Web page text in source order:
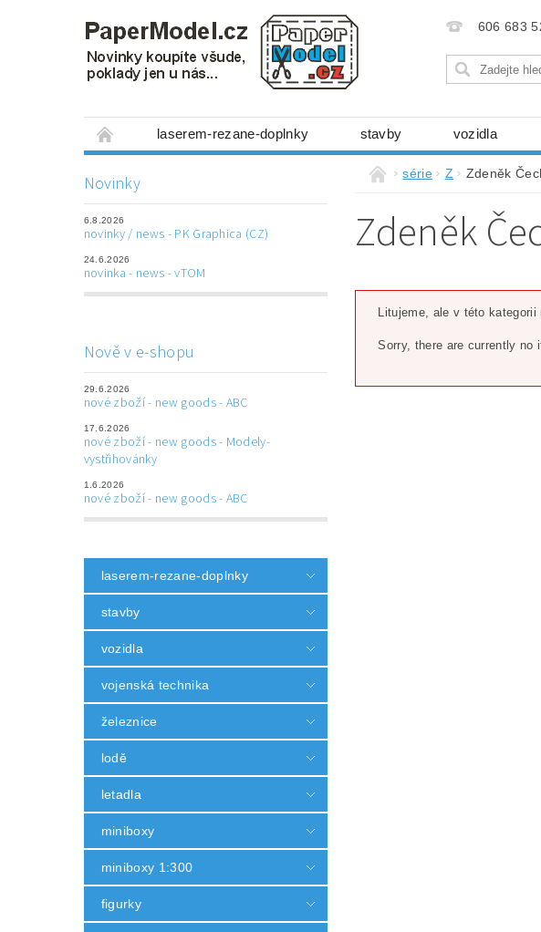
606 683
laserem-rezane-doplnky stavby vozidla
mechanismy, stavební stroje
laserem řezané doplňky 3D tištěné doplňky
Napište nám
Novinky
6.8.2026
novinky / news - PK Graphica (CZ)
24.6.2026
novinka - news - vTOM
Nově v e-shopu
29.6.2026
nové zboží - new goods - ABC
17.6.2026
nové zboží - new goods - Modely-
vystřihovánky
1.6.2026
nové zboží - new goods - ABC
laserem-rezane-doplnky
stavby
vozidla
vojenská technika
železnice
lodě
letadla
miniboxy
miniboxy 1:300
figurky
série Z Zdeněk
Zdeněk
Litujeme, ale v této
Sorry, there are currently